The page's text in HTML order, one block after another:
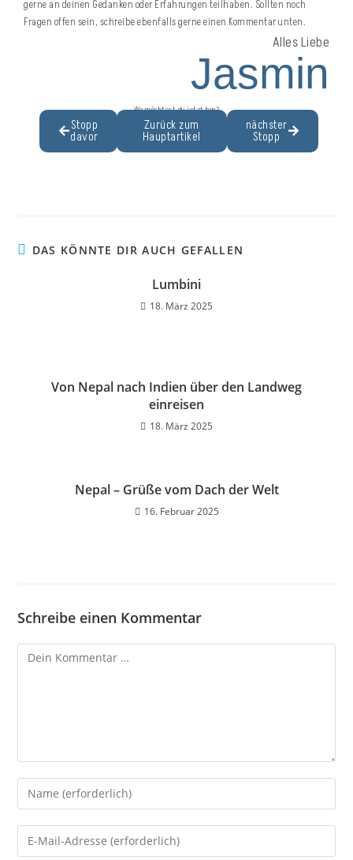
gerne an deinen Gedanken oder Erfahrungen teilhaben. Sollten noch
Fragen offen sein, schreibe ebenfalls gerne einen Kommentar unten.
Alles Liebe
Jasmin
Wo möchtest du jetzt hin?
Stopp
davor
Zurück zum
Hauptartikel
nächster
Stopp
DAS KÖNNTE DIR AUCH GEFALLEN
Lumbini
18. März 2025
Von Nepal nach Indien über den Landweg
einreisen
18. März 2025
Nepal – Grüße vom Dach der Welt
16. Februar 2025
Schreibe einen Kommentar